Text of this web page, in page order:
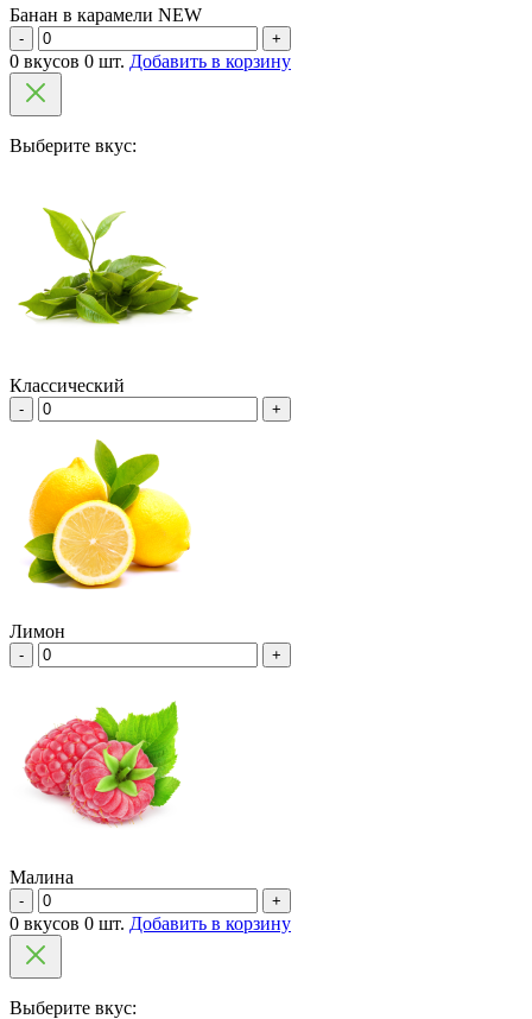
Банан в карамели NEW
- +
0 вкусов 0 шт. Добавить в корзину
Выберите вкус:
Классический
- +
Лимон
- +
Малина
- +
0 вкусов 0 шт. Добавить в корзину
Выберите вкус: